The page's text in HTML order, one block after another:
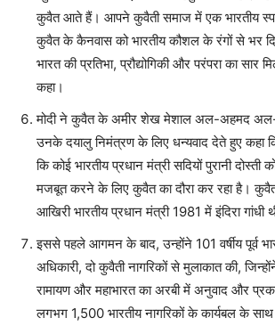
कुवैत आते हैं। आपने कुवैती समाज में एक भारतीय
कुवैत के कैनवास को भारतीय कौशल के रंगों से भर
भारत की प्रतिभा, प्रौद्योगिकी और परंपरा का सार
कहा।
मोदी ने कुवैत के अमीर शेख मेशाल अल-अहमद
उनके दयालु निमंत्रण के लिए धन्यवाद देते हुए कहा
कि कोई भारतीय प्रधान मंत्री सदियों पुरानी
मजबूत करने के लिए कुवैत का दौरा कर रहा है। कुवैत
आखिरी भारतीय प्रधान मंत्री 1981 में इंदिरा गांधी
इससे पहले आगमन के बाद, उन्होंने 101 वर्षीय पूर्व
अधिकारी, दो कुवैती नागरिकों से मुलाकात की, जिन्होंने
रामायण और महाभारत का अरबी में अनुवाद और
लगभग 1,500 भारतीय नागरिकों के कार्यबल के